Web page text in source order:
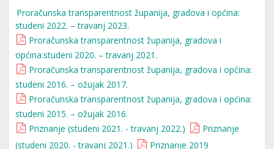
Proračunska transparentnost županija, gradova i općina:
studeni 2022. – travanj 2023.
Proračunska transparentnost županija, gradova i
općina:studeni 2020. – travanj 2021.
Proračunska transparentnost županija, gradova i općina:
studeni 2016. – ožujak 2017.
Proračunska transparentnost županija, gradova i općina:
studeni 2015. – ožujak 2016.
Priznanje (studeni 2021. - travanj 2022.)
Priznanje
(studeni 2020. - travanj 2021.)
Priznanje 2019